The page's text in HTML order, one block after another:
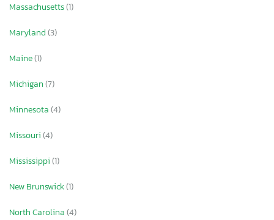
Massachusetts(1)
Maryland(3)
Maine(1)
Michigan(7)
Minnesota(4)
Missouri(4)
Mississippi(1)
New Brunswick(1)
North Carolina(4)